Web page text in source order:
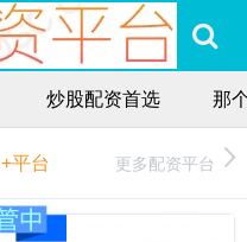
炒股配资首选 那
+平台 更多配资平台